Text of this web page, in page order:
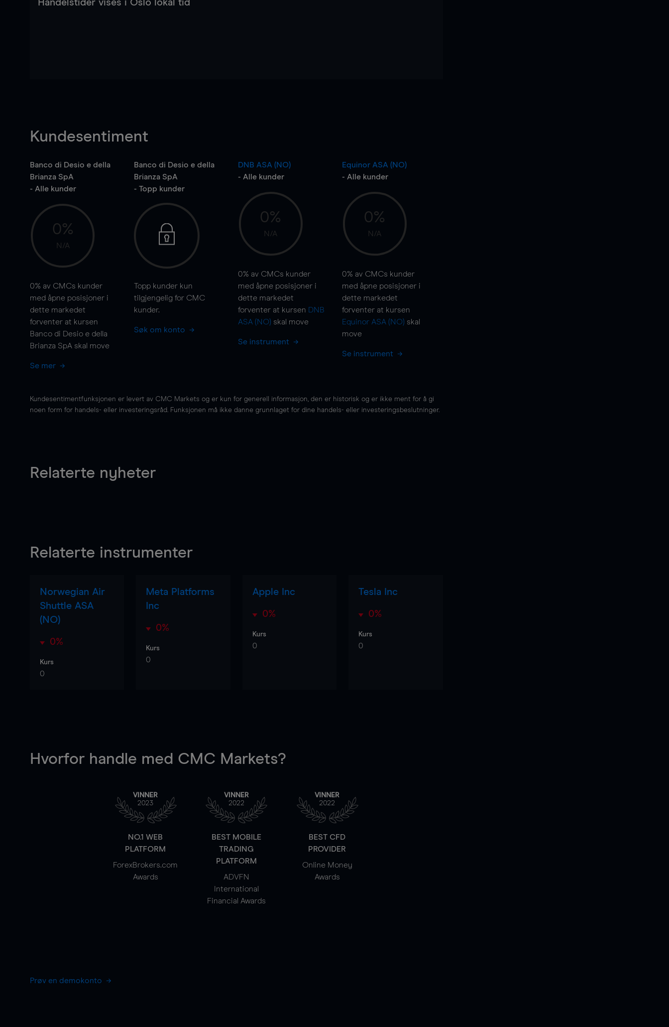
Handelstider vises i Oslo lokal tid
Kundesentiment
Banco di Desio e della
Brianza SpA
- Alle kunder
0%
N/A
0% av CMCs kunder
med åpne posisjoner i
dette markedet
forventer at kursen
Banco di Desio e della
Brianza SpA skal move
Se mer
Banco di Desio e della
Brianza SpA
- Topp kunder
Topp kunder kun
tilgjengelig for CMC
kunder.
Søk om konto
DNB ASA (NO)
- Alle kunder
0%
N/A
0% av CMCs kunder
med åpne posisjoner i
dette markedet
forventer at kursen DNB
ASA (NO) skal move
Se instrument
Equinor ASA (NO)
- Alle kunder
0%
N/A
0% av CMCs kunder
med åpne posisjoner i
dette markedet
forventer at kursen
Equinor ASA (NO) skal
move
Se instrument
Kundesentimentfunksjonen er levert av CMC Markets og er kun for generell informasjon, den er historisk og er ikke ment for å gi
noen form for handels- eller investeringsråd. Funksjonen må ikke danne grunnlaget for dine handels- eller investeringsbeslutninger.
Relaterte nyheter
Relaterte instrumenter
Norwegian Air
Shuttle ASA
(NO)
0%
Kurs
0
Meta Platforms
Inc
0%
Kurs
0
Apple Inc
0%
Kurs
0
Tesla Inc
0%
Kurs
0
Hvorfor handle med CMC Markets?
VINNER
2023
NO.1 WEB
PLATFORM
ForexBrokers.com
Awards
VINNER
2022
BEST MOBILE
TRADING
PLATFORM
ADVFN
International
Financial Awards
VINNER
2022
BEST CFD
PROVIDER
Online Money
Awards
Prøv en demokonto